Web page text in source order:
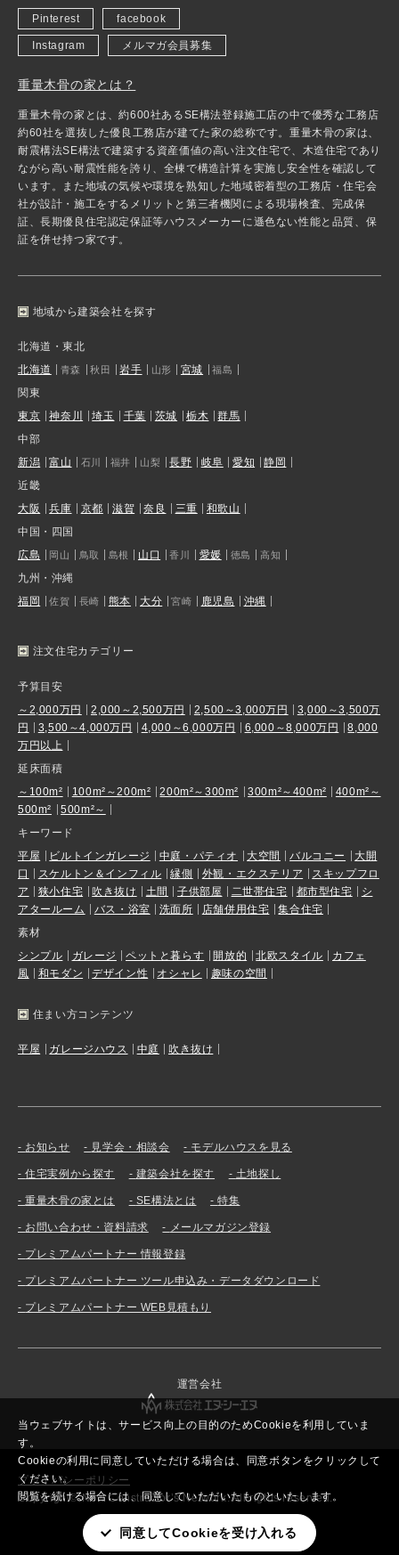
当ウェブサイトは、サービス向上の目的のためCookieを利用していま
す。
Cookieの利用に同意していただける場合は、同意ボタンをクリックして
ください。
閲覧を続ける場合には、同意していただいたものといたします。
同意してCookieを受け入れる
Pinterest facebook
Instagram メルマガ会員募集
重量木骨の家とは？
重量木骨の家とは、約600社あるSE構法登録施工店の中で優秀な工務店
約60社を選抜した優良工務店が建てた家の総称です。重量木骨の家は、
耐震構法SE構法で建築する資産価値の高い注文住宅で、木造住宅であり
ながら高い耐震性能を誇り、全棟で構造計算を実施し安全性を確認して
います。また地域の気候や環境を熟知した地域密着型の工務店・住宅会
社が設計・施工をするメリットと第三者機関による現場検査、完成保
証、長期優良住宅認定保証等ハウスメーカーに遜色ない性能と品質、保
証を併せ持つ家です。
地域から建築会社を探す
北海道・東北
北海道
青森 秋田 岩手 山形 宮城 福島
関東
東京
神奈川 埼玉 千葉 茨城 栃木
群馬
中部
新潟
富山 石川 福井 山梨 長野 岐阜 愛知
静岡
近畿
大阪
兵庫 京都 滋賀 奈良 三重
和歌山
中国・四国
広島
岡山 鳥取 島根 山口 香川 愛媛 徳島 高知
九州・沖縄
福岡
佐賀 長崎 熊本 大分 宮崎 鹿児島 沖縄
注文住宅カテゴリー
予算目安
～2,000万円
2,000～2,500万円 2,500～3,000万円
3,000～3,500万
円
3,500～4,000万円 4,000～6,000万円 6,000～8,000万円
8,000
万円以上
延床面積
～100m²
100m²～200m² 200m²～300m² 300m²～400m²
400m²～
500m²
500m²～
キーワード
平屋
ビルトインガレージ 中庭・パティオ 大空間 バルコニー
大開
口
スケルトン＆インフィル 縁側 外観・エクステリア
スキップフロ
ア
狭小住宅 吹き抜け 土間 子供部屋 二世帯住宅 都市型住宅
シ
アタールーム
バス・浴室 洗面所 店舗併用住宅
集合住宅
素材
シンプル
ガレージ ペットと暮らす 開放的 北欧スタイル
カフェ
風
和モダン デザイン性 オシャレ 趣味の空間
住まい方コンテンツ
平屋 ガレージハウス 中庭 吹き抜け
お知らせ 見学会・相談会 モデルハウスを見る
住宅実例から探す 建築会社を探す 土地探し
重量木骨の家とは SE構法とは 特集
お問い合わせ・資料請求 メールマガジン登録
プレミアムパートナー 情報登録
プレミアムパートナー ツール申込み・データダウンロード
プレミアムパートナー WEB見積もり
運営会社
プライバシーポリシー
Copyright© New Constructor’s Network. All rights reserved.